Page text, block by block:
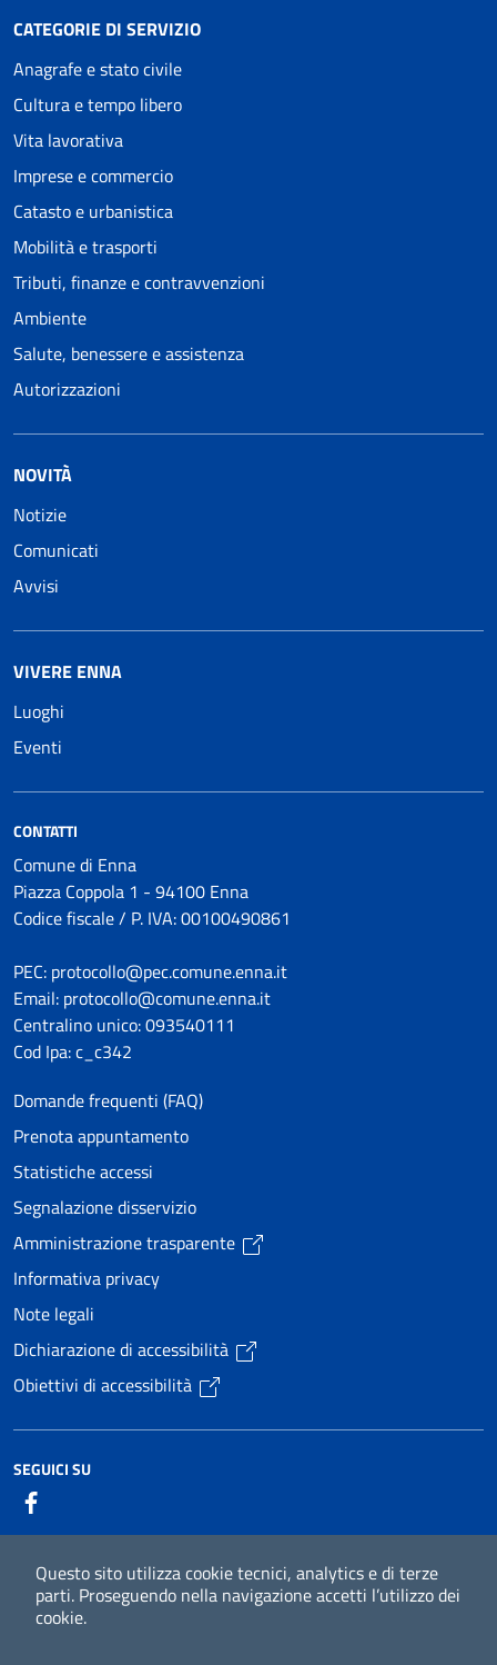
CATEGORIE DI SERVIZIO
Anagrafe e stato civile
Cultura e tempo libero
Vita lavorativa
Imprese e commercio
Catasto e urbanistica
Mobilità e trasporti
Tributi, finanze e contravvenzioni
Ambiente
Salute, benessere e assistenza
Autorizzazioni
NOVITÀ
Notizie
Comunicati
Avvisi
VIVERE ENNA
Luoghi
Eventi
CONTATTI
Comune di Enna
Piazza Coppola 1 - 94100 Enna
Codice fiscale / P. IVA: 00100490861
PEC: protocollo@pec.comune.enna.it
Email: protocollo@comune.enna.it
Centralino unico: 093540111
Cod Ipa: c_c342
Domande frequenti (FAQ)
Prenota appuntamento
Statistiche accessi
Segnalazione disservizio
Amministrazione trasparente
Informativa privacy
Note legali
Dichiarazione di accessibilità
Obiettivi di accessibilità
SEGUICI SU
Il progetto Whistleblowing
Mappa del
sito
Questo sito utilizza cookie tecnici, analytics e di terze
parti. Proseguendo nella navigazione accetti l’utilizzo dei
cookie.